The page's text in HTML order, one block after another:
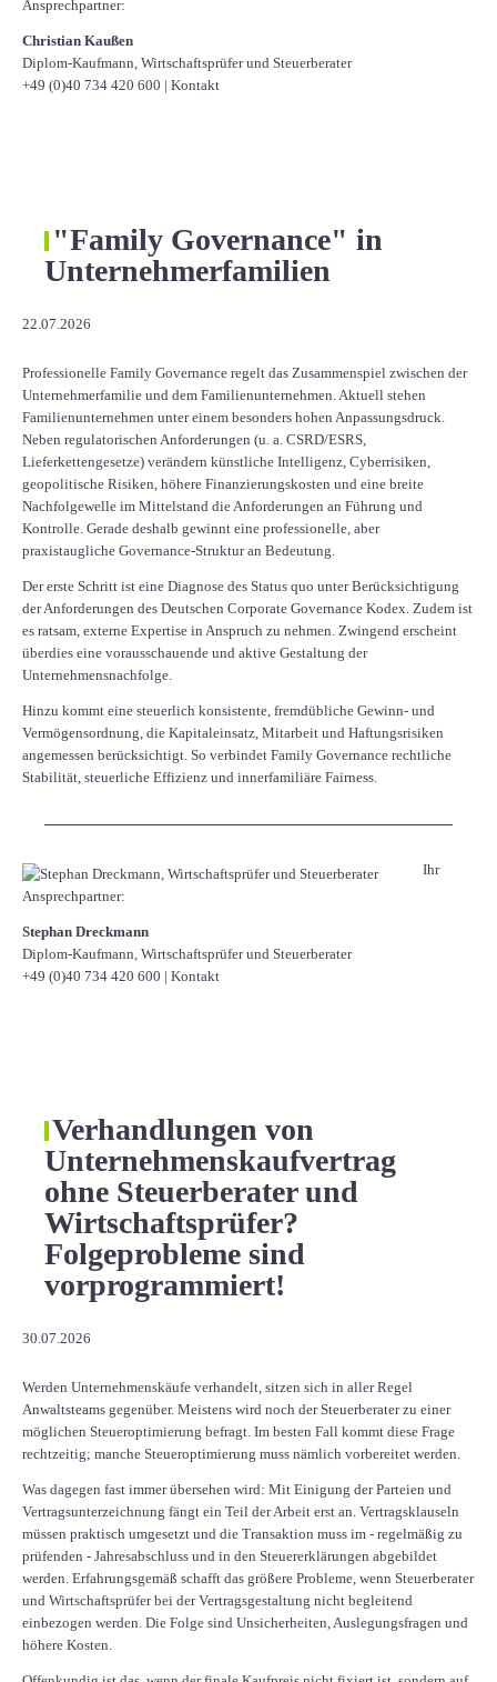
Ansprechpartner:
Christian Kaußen
Diplom-Kaufmann, Wirtschaftsprüfer und Steuerberater
+49 (0)40 734 420 600 | Kontakt
"Family Governance" in
Unternehmerfamilien
22.07.2026
Professionelle Family Governance regelt das Zusammenspiel zwischen der
Unternehmerfamilie und dem Familienunternehmen. Aktuell stehen
Familienunternehmen unter einem besonders hohen Anpassungsdruck.
Neben regulatorischen Anforderungen (u. a. CSRD/ESRS,
Lieferkettengesetze) verändern künstliche Intelligenz, Cyberrisiken,
geopolitische Risiken, höhere Finanzierungskosten und eine breite
Nachfolgewelle im Mittelstand die Anforderungen an Führung und
Kontrolle. Gerade deshalb gewinnt eine professionelle, aber
praxistaugliche Governance-Struktur an Bedeutung.
Der erste Schritt ist eine Diagnose des Status quo unter Berücksichtigung
der Anforderungen des Deutschen Corporate Governance Kodex. Zudem ist
es ratsam, externe Expertise in Anspruch zu nehmen. Zwingend erscheint
überdies eine vorausschauende und aktive Gestaltung der
Unternehmensnachfolge.
Hinzu kommt eine steuerlich konsistente, fremdübliche Gewinn- und
Vermögensordnung, die Kapitaleinsatz, Mitarbeit und Haftungsrisiken
angemessen berücksichtigt. So verbindet Family Governance rechtliche
Stabilität, steuerliche Effizienz und innerfamiliäre Fairness.
Ihr
Ansprechpartner:
Stephan Dreckmann
Diplom-Kaufmann, Wirtschaftsprüfer und Steuerberater
+49 (0)40 734 420 600 | Kontakt
Verhandlungen von
Unternehmenskaufvertrag
ohne Steuerberater und
Wirtschaftsprüfer?
Folgeprobleme sind
vorprogrammiert!
30.07.2026
Werden Unternehmenskäufe verhandelt, sitzen sich in aller Regel
Anwaltsteams gegenüber. Meistens wird noch der Steuerberater zu einer
möglichen Steueroptimierung befragt. Im besten Fall kommt diese Frage
rechtzeitig; manche Steueroptimierung muss nämlich vorbereitet werden.
Was dagegen fast immer übersehen wird: Mit Einigung der Parteien und
Vertragsunterzeichnung fängt ein Teil der Arbeit erst an. Vertragsklauseln
müssen praktisch umgesetzt und die Transaktion muss im - regelmäßig zu
prüfenden - Jahresabschluss und in den Steuererklärungen abgebildet
werden. Erfahrungsgemäß schafft das größere Probleme, wenn Steuerberater
und Wirtschaftsprüfer bei der Vertragsgestaltung nicht begleitend
einbezogen werden. Die Folge sind Unsicherheiten, Auslegungsfragen und
höhere Kosten.